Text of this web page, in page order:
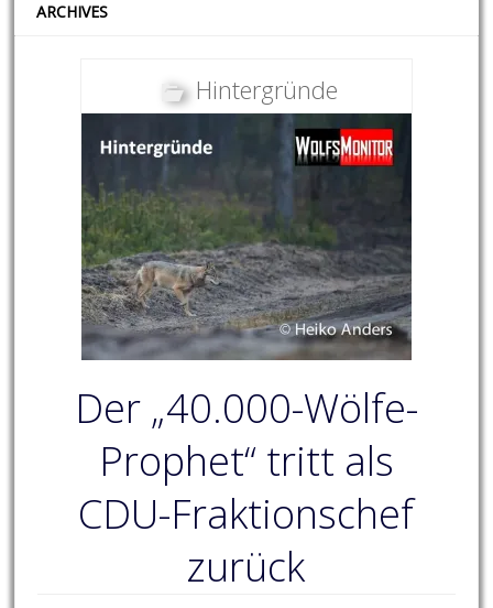
ARCHIVES
Hintergründe
Der „40.000-Wölfe-
Prophet“ tritt als
CDU-Fraktionschef
zurück